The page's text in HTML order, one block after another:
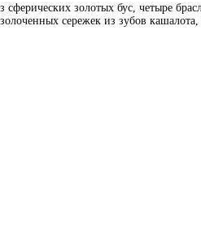
золотых бус, четыре
сережек из зубов